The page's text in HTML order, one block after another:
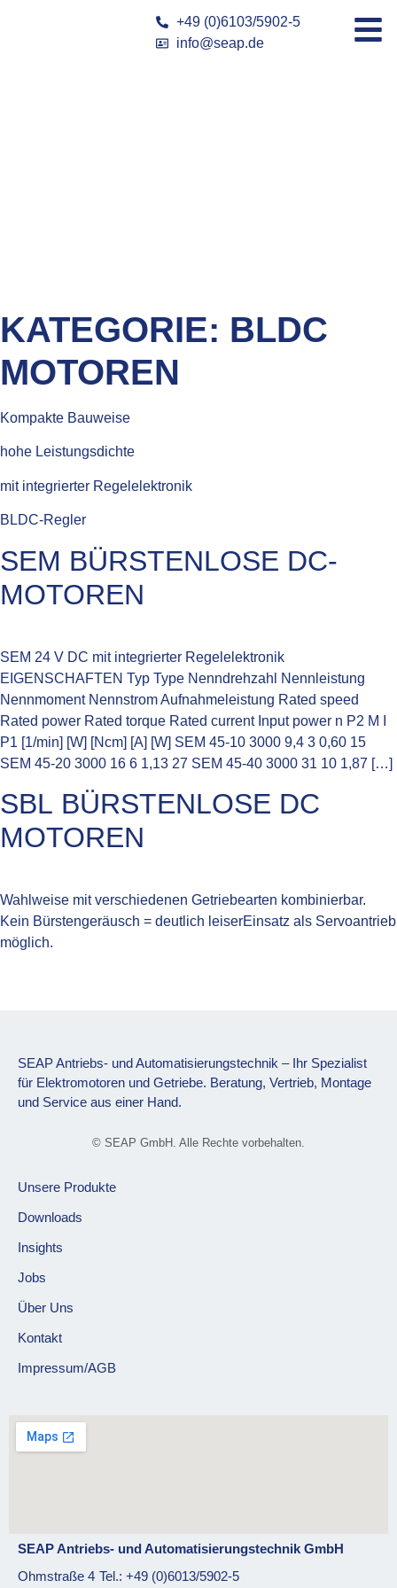
+49 (0)6103/5902-5
info@seap.de
KATEGORIE: BLDC
MOTOREN
Kompakte Bauweise
hohe Leistungsdichte
mit integrierter Regelelektronik
BLDC-Regler
SEM BÜRSTENLOSE DC-
MOTOREN
SEM 24 V DC mit integrierter Regelelektronik
EIGENSCHAFTEN Typ Type Nenndrehzahl Nennleistung
Nennmoment Nennstrom Aufnahmeleistung Rated speed
Rated power Rated torque Rated current Input power n P2 M I
P1 [1/min] [W] [Ncm] [A] [W] SEM 45-10 3000 9,4 3 0,60 15
SEM 45-20 3000 16 6 1,13 27 SEM 45-40 3000 31 10 1,87 […]
SBL BÜRSTENLOSE DC
MOTOREN
Wahlweise mit verschiedenen Getriebearten kombinierbar.
Kein Bürstengeräusch = deutlich leiserEinsatz als Servoantrieb
möglich.
SEAP Antriebs- und Automatisierungstechnik – Ihr Spezialist
für Elektromotoren und Getriebe. Beratung, Vertrieb, Montage
und Service aus einer Hand.
© SEAP GmbH. Alle Rechte vorbehalten.
Unsere Produkte
Downloads
Insights
Jobs
Über Uns
Kontakt
Impressum/AGB
SEAP Antriebs- und Automatisierungstechnik GmbH
Ohmstraße 4 Tel.: +49 (0)6013/5902-5